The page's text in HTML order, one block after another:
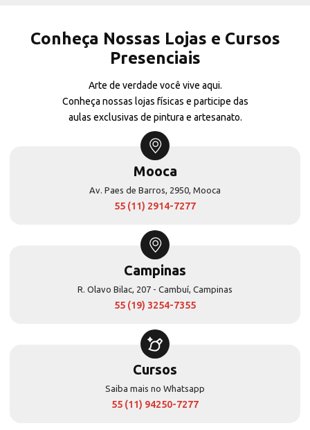
Conheça Nossas Lojas e Cursos
Presenciais
Arte de verdade você vive aqui.
Conheça nossas lojas físicas e participe das
aulas exclusivas de pintura e artesanato.
Mooca
Av. Paes de Barros, 2950, Mooca
55 (11) 2914-7277
Campinas
R. Olavo Bilac, 207 - Cambuí, Campinas
55 (19) 3254-7355
Cursos
Saiba mais no Whatsapp
55 (11) 94250-7277